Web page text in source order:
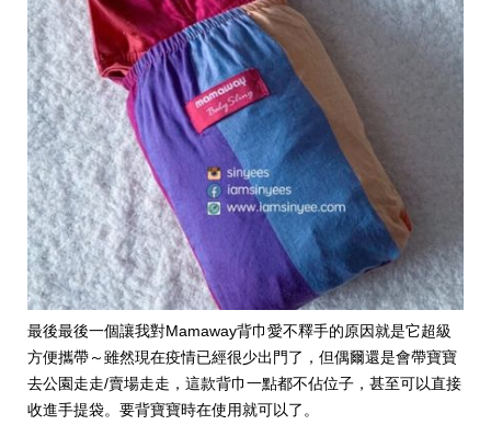
最後最後一個讓我對Mamaway背巾愛不釋手的原因就是它超級
方便攜帶～雖然現在疫情已經很少出門了，但偶爾還是會帶寶寶
去公園走走/賣場走走，這款背巾一點都不佔位子，甚至可以直接
收進手提袋。要背寶寶時在使用就可以了。